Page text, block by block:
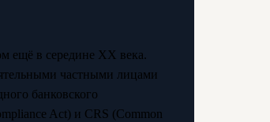
ещё в середине XX века.
частными лицами
банковского
Act) и CRS (Common